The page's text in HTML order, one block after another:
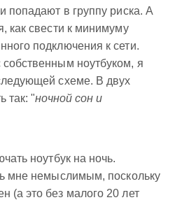
попадают в группу риска. А
как свести к минимуму
подключения к сети.
ноутбуком, я
схеме. В двух
так: "ночной сон и
ноутбук на ночь.
мне немыслимым, поскольку
это без малого 20 лет